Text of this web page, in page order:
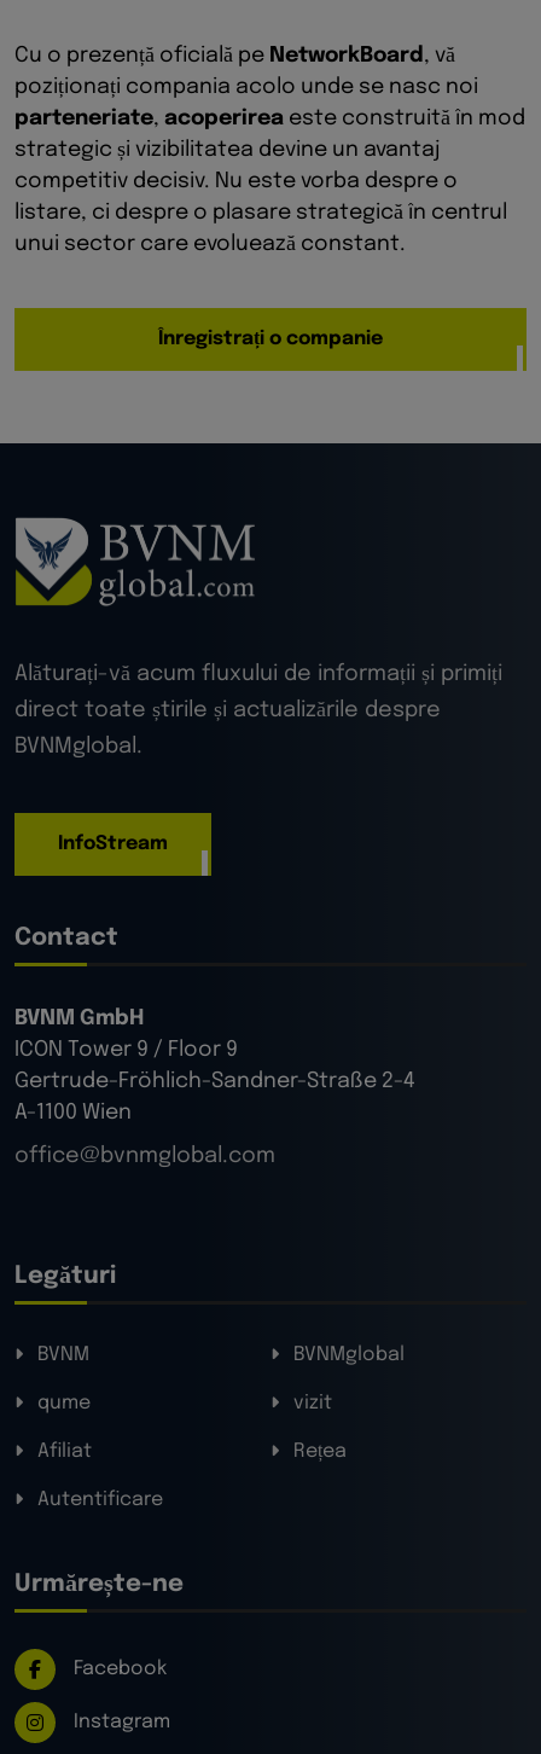
Cu o prezență oficială pe NetworkBoard , vă
poziționați compania acolo unde se nasc noi
parteneriate, acoperirea este construită în mod
strategic și vizibilitatea devine un avantaj
competitiv decisiv. Nu este vorba despre o
listare, ci despre o plasare strategică în centrul
unui sector care evoluează constant.
Înregistrați o companie
Alăturați-vă acum fluxului de informații și primiți
direct toate știrile și actualizările despre
BVNMglobal.
InfoStream
Contact
BVNM GmbH
ICON Tower 9 / Floor 9
Gertrude-Fröhlich-Sandner-Straße 2-4
A-1100 Wien
office@bvnmglobal.com
Legături
BVNM BVNMglobal
qume vizit
Afiliat Rețea
Autentificare
Urmărește-ne
Facebook
Instagram